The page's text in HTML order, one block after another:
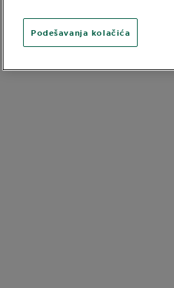
SLIDE 1
SLIDE 2SLIDE 3
Podešavanja kolačića